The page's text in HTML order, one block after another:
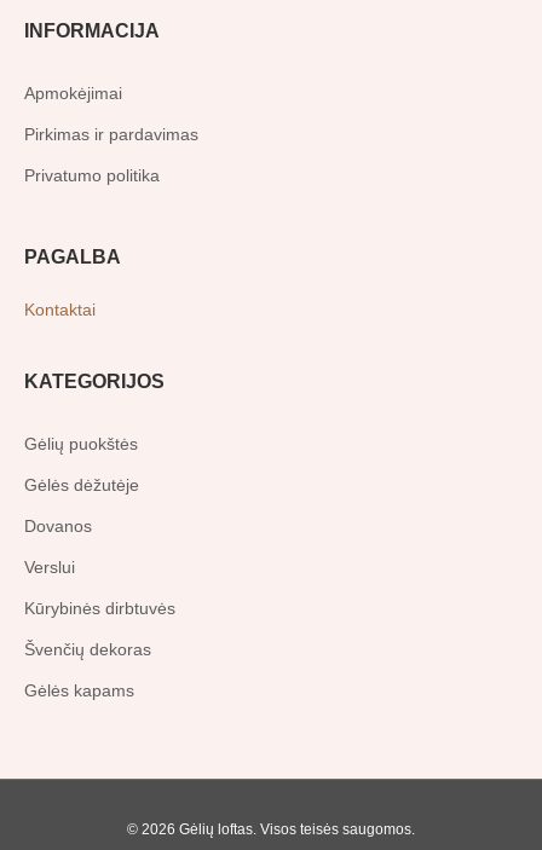
INFORMACIJA
Apmokėjimai
Pirkimas ir pardavimas
Privatumo politika
PAGALBA
Kontaktai
KATEGORIJOS
Gėlių puokštės
Gėlės dėžutėje
Dovanos
Verslui
Kūrybinės dirbtuvės
Švenčių dekoras
Gėlės kapams
© 2026 Gėlių loftas. Visos teisės saugomos.